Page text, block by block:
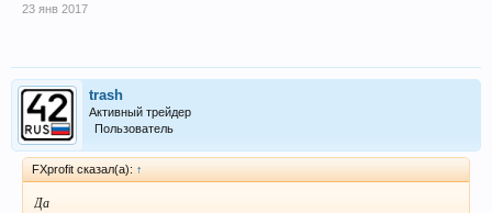
23 янв 2017
trash
Активный трейдер
Пользователь
FXprofit сказал(а): ↑
Да